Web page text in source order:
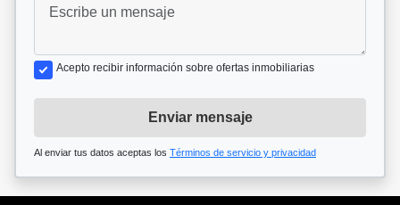
Acepto recibir información sobre ofertas inmobiliarias
Enviar mensaje
Al enviar tus datos aceptas los Términos de servicio y privacidad